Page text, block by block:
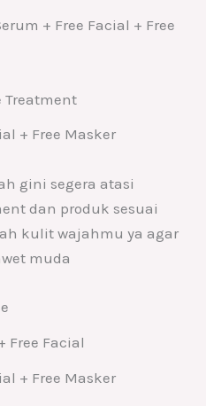
+ Free Facial + Free
Treatment
+ Free Masker
gini segera atasi
dan produk sesuai
kulit wajahmu ya agar
muda
Free Facial
+ Free Masker